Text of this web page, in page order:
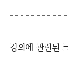
강의에 관련된